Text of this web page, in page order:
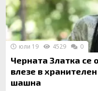
Черната Златка се
влезе в
шашна
юли 19 4529 0